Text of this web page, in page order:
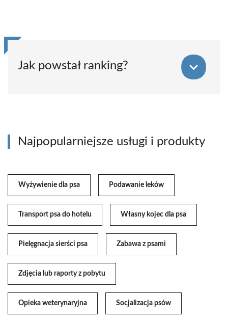
Jak powstał ranking?
Najpopularniejsze usługi i produkty
Wyżywienie dla psa Podawanie leków
Transport psa do hotelu Własny kojec dla psa
Pielęgnacja sierści psa Zabawa z psami
Zdjęcia lub raporty z pobytu
Opieka weterynaryjna Socjalizacja psów